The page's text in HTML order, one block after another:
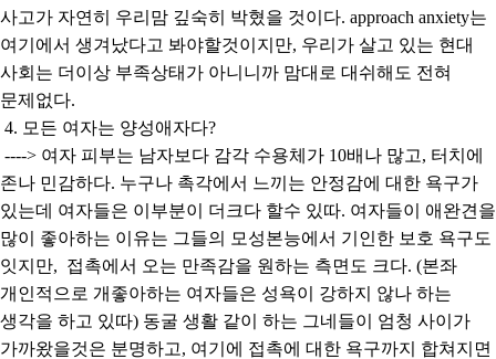
사고가 자연히 우리맘 깊숙히 박혔을 것이다. approach anxiety는
여기에서 생겨났다고 봐야할것이지만, 우리가 살고 있는 현대
사회는 더이상 부족상태가 아니니까 맘대로 대쉬해도 전혀
문제없다.
4. 모든 여자는 양성애자다?
----> 여자 피부는 남자보다 감각 수용체가 10배나 많고, 터치에
존나 민감하다. 누구나 촉각에서 느끼는 안정감에 대한 욕구가
있는데 여자들은 이부분이 더크다 할수 있따. 여자들이 애완견을
많이 좋아하는 이유는 그들의 모성본능에서 기인한 보호 욕구도
잇지만, 접촉에서 오는 만족감을 원하는 측면도 크다. (본좌
개인적으로 개좋아하는 여자들은 성욕이 강하지 않나 하는
생각을 하고 있따) 동굴 생활 같이 하는 그네들이 엄청 사이가
가까왔을것은 분명하고, 여기에 접촉에 대한 욕구까지 합쳐지면